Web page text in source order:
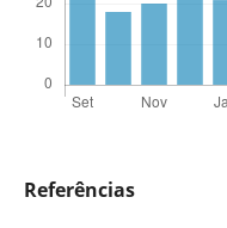
Referências